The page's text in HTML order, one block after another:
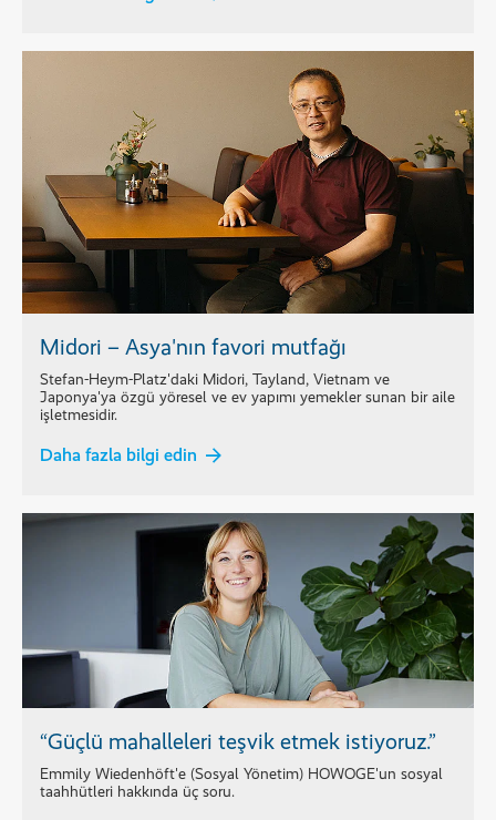
Midori – Asya'nın favori mutfağı
Stefan-Heym-Platz'daki Midori, Tayland, Vietnam ve
Japonya'ya özgü yöresel ve ev yapımı yemekler sunan bir aile
işletmesidir.
Daha fazla bilgi edin
“Güçlü mahalleleri teşvik etmek istiyoruz.”
Emmily Wiedenhöft'e (Sosyal Yönetim) HOWOGE'un sosyal
taahhütleri hakkında üç soru.